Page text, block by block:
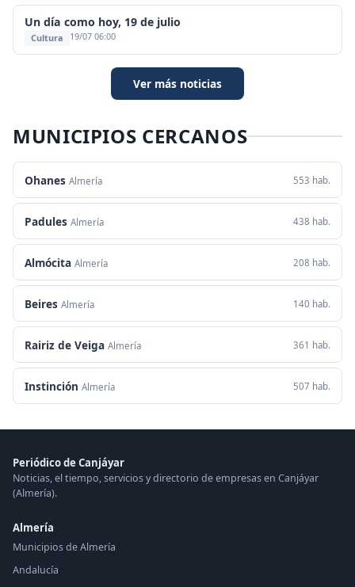
Un día como hoy, 19 de julio
Cultura 19/07 06:00
Ver más noticias
MUNICIPIOS CERCANOS
Ohanes Almería 553 hab.
Padules Almería 438 hab.
Almócita Almería 208 hab.
Beires Almería 140 hab.
Rairiz de Veiga Almería 361 hab.
Instinción Almería 507 hab.
Periódico de Canjáyar
Noticias, el tiempo, servicios y directorio de empresas en Canjáyar
(Almería).
Almería
Municipios de Almería
Andalucía